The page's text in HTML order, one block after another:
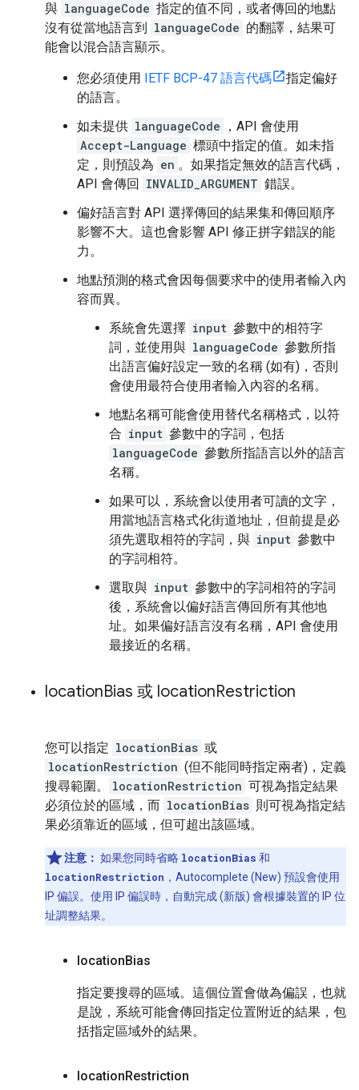
與 languageCode 指定的值不同，或者傳回的地點
沒有從當地語言到 languageCode 的翻譯，結果可
能會以混合語言顯示。
您必須使用 IETF BCP-47 語言代碼
指定偏好
的語言。
如未提供 languageCode
，API 會使用
Accept-Language 標頭中指定的值。如未指
定，則預設為 en 。如果指定無效的語言代碼，
API 會傳回 INVALID_ARGUMENT 錯誤。
偏好語言對 API 選擇傳回的結果集和傳回順序
影響不大。這也會影響 API 修正拼字錯誤的能
力。
地點預測的格式會因每個要求中的使用者輸入內
容而異。
系統會先選擇 input 參數中的相符字
詞，並使用與 languageCode 參數所指
出語言偏好設定一致的名稱 (如有)，否則
會使用最符合使用者輸入內容的名稱。
地點名稱可能會使用替代名稱格式，以符
合 input 參數中的字詞，包括
languageCode 參數所指語言以外的語言
名稱。
如果可以，系統會以使用者可讀的文字，
用當地語言格式化街道地址，但前提是必
須先選取相符的字詞，與 input 參數中
的字詞相符。
選取與 input 參數中的字詞相符的字詞
後，系統會以偏好語言傳回所有其他地
址。如果偏好語言沒有名稱，API 會使用
最接近的名稱。
locationBias 或 locationRestriction
您可以指定 locationBias 或
locationRestriction (但不能同時指定兩者)，定義
搜尋範圍。
locationRestriction 可視為指定結果
必須位於的區域，而 locationBias 則可視為指定結
果必須靠近的區域，但可超出該區域。
注意： 如果您同時省略 locationBias 和
locationRestriction ，Autocomplete (New) 預設會使用
IP 偏誤。使用 IP 偏誤時，自動完成 (新版) 會根據裝置的 IP 位
址調整結果。
locationBias
指定要搜尋的區域。這個位置會做為偏誤，也就
是說，系統可能會傳回指定位置附近的結果，包
括指定區域外的結果。
locationRestriction